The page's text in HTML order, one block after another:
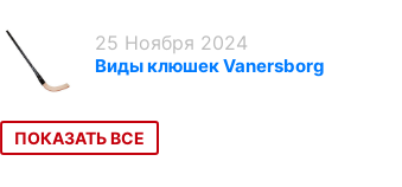
25 Ноября 2024
Виды клюшек Vanersborg
ПОКАЗАТЬ ВСЕ